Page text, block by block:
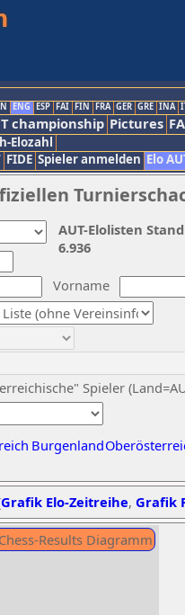
ENG ESP FAI FIN FRA GER GRE INA
championship Pictures
Elozahl
FIDE Spieler anmelden Elo
Vorname
Spieler
Burgenland
AUT-Elolisten
6.936
Grafik Elo-Zeitreihe, Grafik